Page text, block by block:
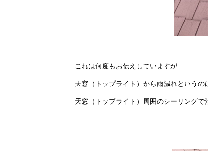
これは何度もお伝えしていますが
天窓（トップライト）から雨漏れというの
天窓（トップライト）周囲のシーリングで